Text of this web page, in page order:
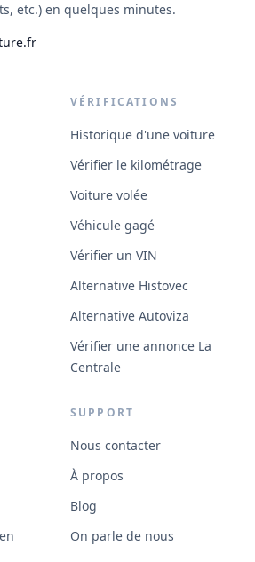
etc.) en quelques minutes.
VÉRIFICATIONS
Historique d'une voiture
Vérifier le kilométrage
Voiture volée
Véhicule gagé
Vérifier un VIN
Alternative Histovec
Alternative Autoviza
Vérifier une annonce La
Centrale
SUPPORT
Nous contacter
À propos
Blog
On parle de nous